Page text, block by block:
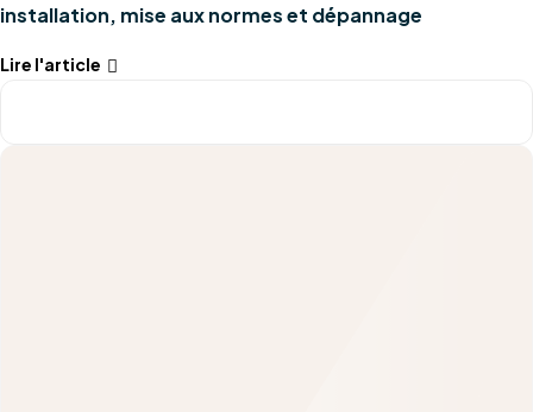
installation, mise aux normes et dépannage
Lire l'article